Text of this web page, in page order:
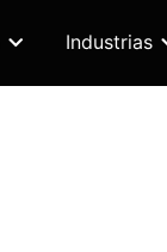
Industrias